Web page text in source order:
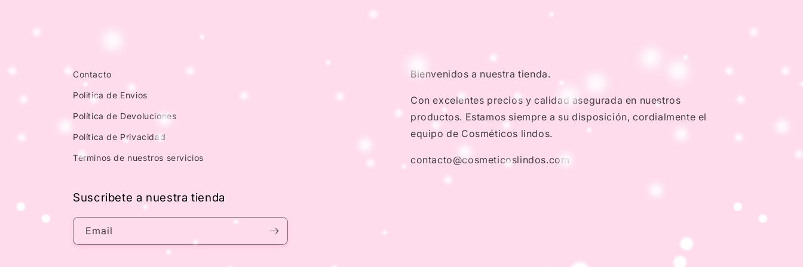
Contacto
Politica de Envios
Política de Devoluciones
Política de Privacidad
Términos de nuestros servicios
Bienvenidos a nuestra tienda.
Con excelentes precios y calidad asegurada en nuestros
productos. Estamos siempre a su disposición, cordialmente el
equipo de Cosméticos lindos.
contacto@cosmeticoslindos.com
Suscribete a nuestra tienda
Email